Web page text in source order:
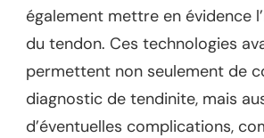
également mettre en évidence
du tendon. Ces technologies
permettent non seulement de
diagnostic de tendinite, mais
d’éventuelles complications,